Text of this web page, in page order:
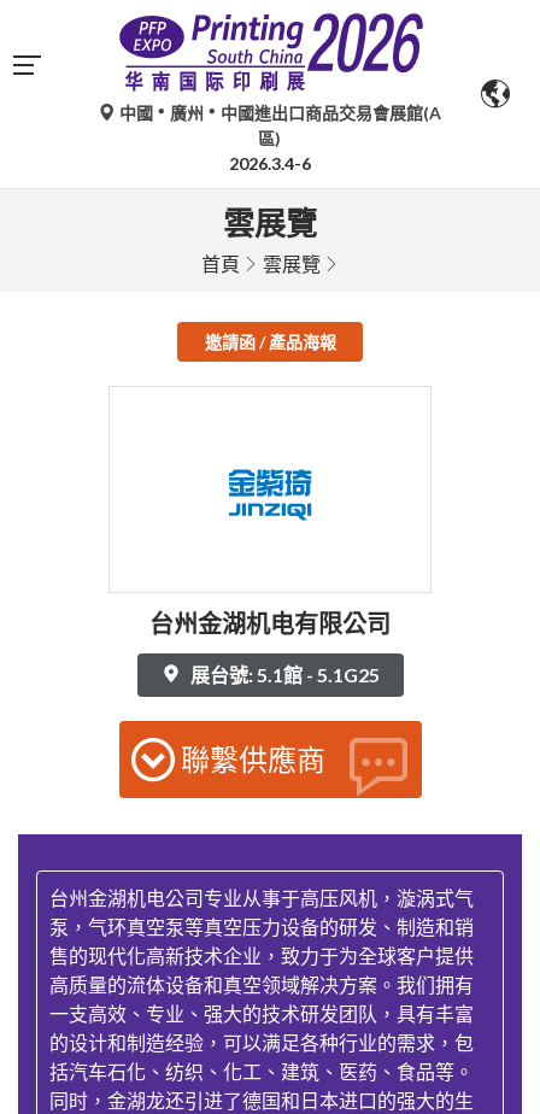
中國 廣州
中國進出口商品交易會展館(A
區)
2026.3.4-6
雲展覽
首頁 雲展覽
邀請函 / 產品海報
台州金湖机电有限公司
展台號: 5.1館 - 5.1G25
聯繫供應商
台州金湖机电公司专业从事于高压风机，漩涡式气
泵，气环真空泵等真空压力设备的研发、制造和销
售的现代化高新技术企业，致力于为全球客户提供
高质量的流体设备和真空领域解决方案。我们拥有
一支高效、专业、强大的技术研发团队，具有丰富
的设计和制造经验，可以满足各种行业的需求，包
括汽车石化、纺织、化工、建筑、医药、食品等。
同时，金湖龙还引进了德国和日本进口的强大的生